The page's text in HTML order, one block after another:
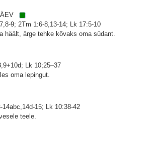
9; 2Tm 1:6-8,13-14; Lk 17:5-10
häält, ärge tehke kõvaks oma südant.
Lk 10;25–37
oma lepingut.
15; Lk 10:38-42
teele.